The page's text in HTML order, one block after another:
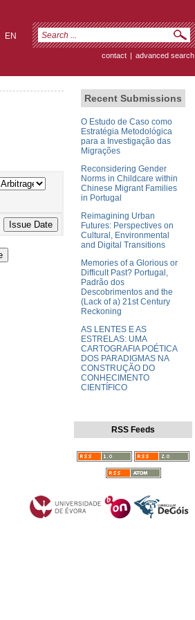
EN
contact | advanced search
Recent Submissions
O Estudo de Caso como
Estratégia Metodológica
para a Investigação das
Migrações
Reconsidering Gender
Norms in Childcare within
Chinese Migrant Families
in Portugal
Reimagining Urban
Futures: Perspectives on
Cultural, Environmental
and Digital Transitions
Memories of a Glorious or
Difficult Past? Portugal,
Padrão dos
Descobrimentos and the
(Lack of a) 21st Century
Reckoning
AS LENTES E AS
ESTRELAS: UMA
CARTOGRAFIA POÉTICA
DOS PARADIGMAS NA
CONSTRUÇÃO DO
CONHECIMENTO
CIENTÍFICO
RSS Feeds